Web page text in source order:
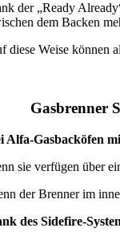
der „Ready
dem Backen
diese Weise können
Gasbrenner
Alfa-Gasbacköfen
sie verfügen über
der Brenner im
des Sidefire-